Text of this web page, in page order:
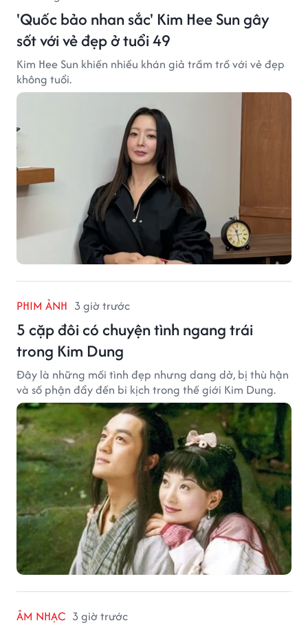
'Quốc bảo nhan sắc' Kim Hee Sun gây
sốt với vẻ đẹp ở tuổi 49
Kim Hee Sun khiến nhiều khán giả trầm trồ với vẻ đẹp
không tuổi.
PHIM ẢNH 3 giờ trước
5 cặp đôi có chuyện tình ngang trái
trong Kim Dung
Đây là những mối tình đẹp nhưng dang dở, bị thù hận
và số phận đẩy đến bi kịch trong thế giới Kim Dung.
ÂM NHẠC 3 giờ trước